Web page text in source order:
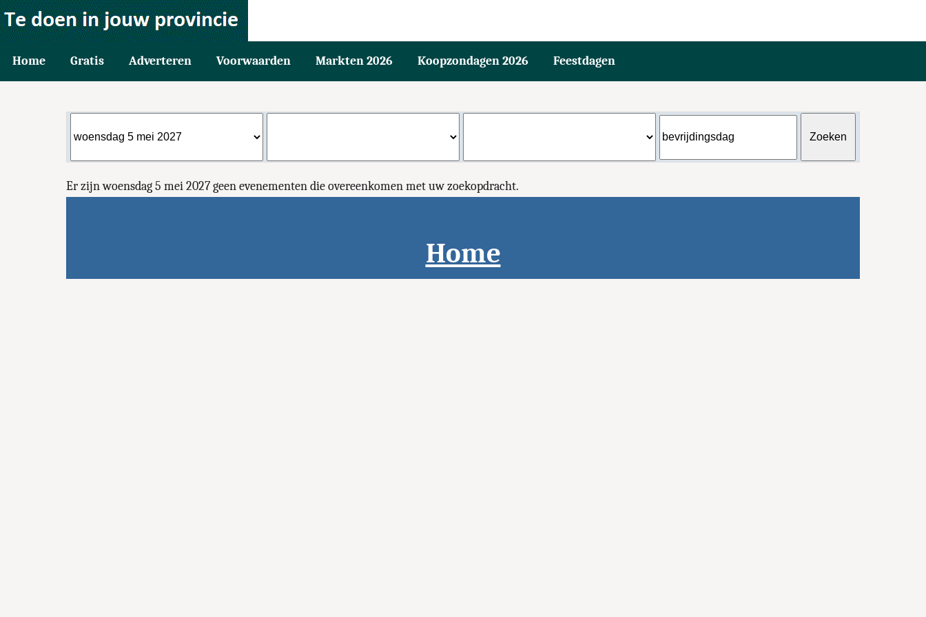
Home Gratis Adverteren Voorwaarden Markten 2026 Koopzondagen 2026 Feestdagen
Er zijn woensdag 5 mei 2027 geen evenementen die overeenkomen met uw zoekopdracht.
Home